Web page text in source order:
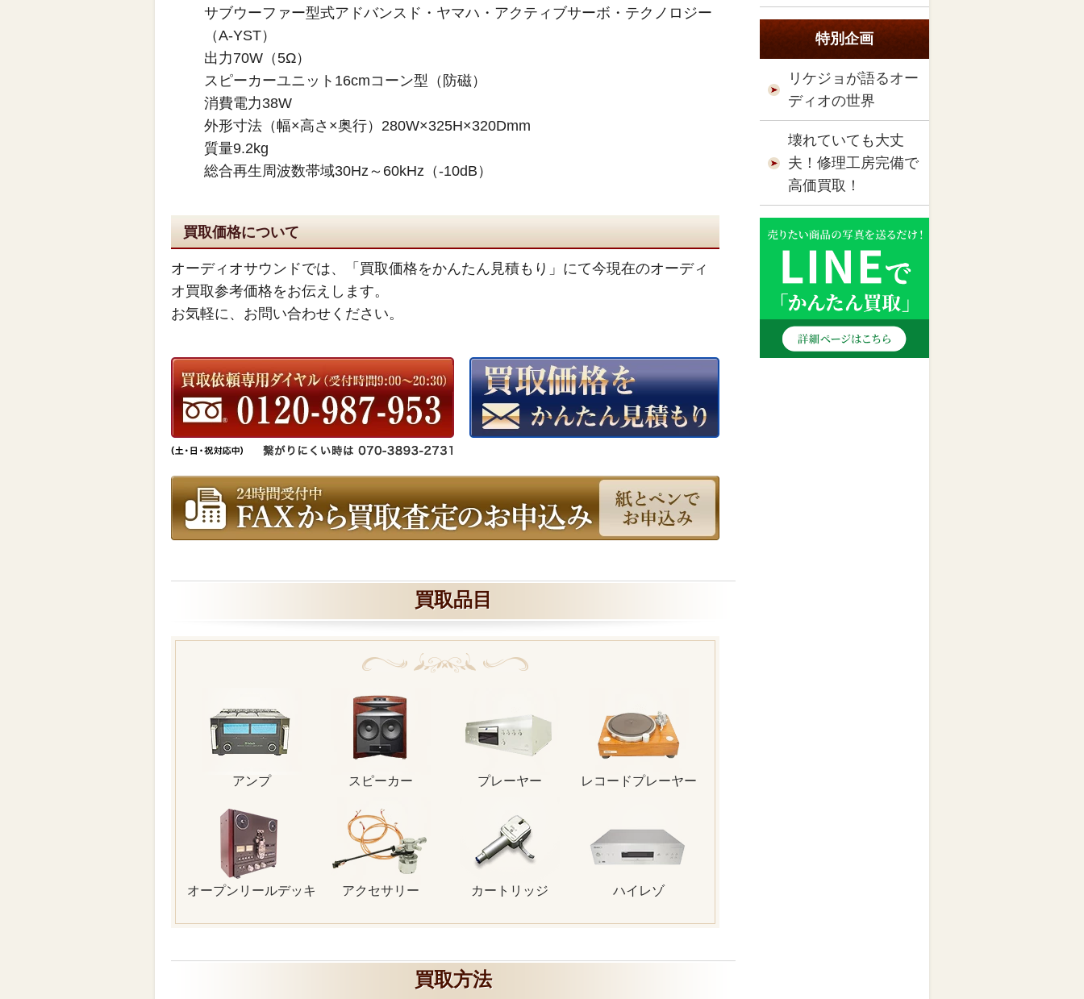
サブウーファー型式アドバンスド・ヤマハ・アクティブサーボ・テクノロジー
（A-YST）
出力70W（5Ω）
スピーカーユニット16cmコーン型（防磁）
消費電力38W
外形寸法（幅×高さ×奥行）280W×325H×320Dmm
質量9.2kg
総合再生周波数帯域30Hz～60kHz（-10dB）
買取価格について
オーディオサウンドでは、「買取価格をかんたん見積もり」にて今現在のオーディ
オ買取参考価格をお伝えします。
お気軽に、お問い合わせください。
買取品目
アンプ スピーカー プレーヤー レコードプレーヤー
オープンリールデッキ アクセサリー カートリッジ ハイレゾ
買取方法
特別企画
リケジョが語るオー
ディオの世界
壊れていても大丈
夫！修理工房完備で
高価買取！